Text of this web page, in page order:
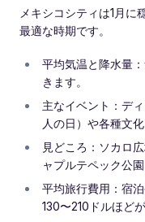
メキシコシティは1月に
最適な時期です。
平均気温と降水量
きます。
主なイベント：デ
人の日）や各種文
見どころ：ソカロ
ャプルテペック公
平均旅行費用：宿
130〜210ドルほど